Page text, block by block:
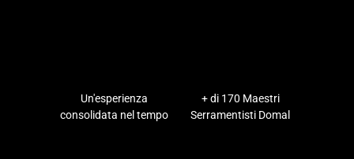
Un'esperienza
consolidata nel tempo
+ di 170 Maestri
Serramentisti Domal